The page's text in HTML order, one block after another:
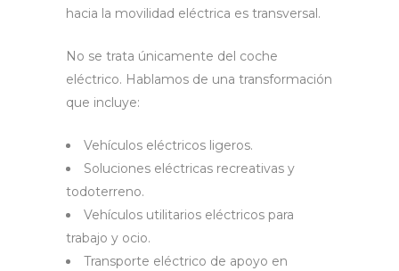
hacia la movilidad eléctrica es transversal.
No se trata únicamente del coche
eléctrico. Hablamos de una transformación
que incluye:
Vehículos eléctricos ligeros.
Soluciones eléctricas recreativas y
todoterreno.
Vehículos utilitarios eléctricos para
trabajo y ocio.
Transporte eléctrico de apoyo en